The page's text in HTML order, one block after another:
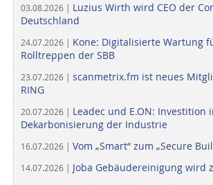
03.08.2026 | Luzius Wirth wird CEO der
Deutschland
24.07.2026 | Kone: Digitalisierte Wartung
Rolltreppen der SBB
23.07.2026 | scanmetrix.fm ist neues
RING
20.07.2026 | Leadec und E.ON: Investition
Dekarbonisierung der Industrie
16.07.2026 | Vom „Smart“ zum „Secure
14.07.2026 | Joba Gebäudereinigung wird